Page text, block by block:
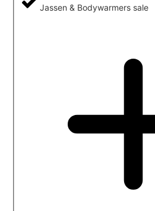
Jassen & Bodywarmers sale